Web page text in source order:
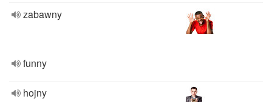
zabawny
funny
hojny